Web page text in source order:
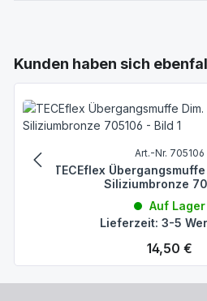
Produktgalerie überspringen
Kunden haben sich
Art.-Nr. 705106
TECEflex Übergangsmuffe
Siliziumbronze
Auf Lager
Lieferzeit: 3-5
Regulärer
14,50 €